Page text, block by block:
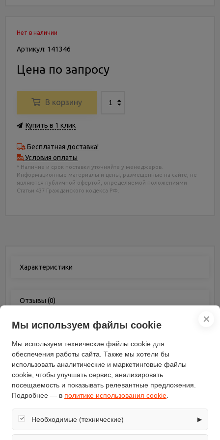
Нет в наличии
Артикул: 141346
Цена по запросу
В корзину
Купить в 1 клик
Бесплатная доставка!
Условия оплаты
* Наличие и срок поставки уточняйте у менеджеров.
Информационные материалы и цены, размещенные на сайте, не
являются публичной офертой, определяемой положениями
Статьи 437 Гражданского кодекса РФ.
Характеристики
Отзывы (0)
Характеристики
Материал корпуса
пластик
Потребляемая мощность
(Вт)
Вес (кг)
2.9
Бренд
Prokressiv
Ручка с толкателем
складная
✕
Мы используем файлы cookie
Мы используем технические файлы cookie для
обеспечения работы сайта. Также мы хотели бы
использовать аналитические и маркетинговые файлы
cookie, чтобы улучшать сервис, анализировать
посещаемость и показывать релевантные предложения.
Подробнее — в политике использования cookie
Необходимые (технические) ▶
Обеспечивают корректную работу сайта: оформление